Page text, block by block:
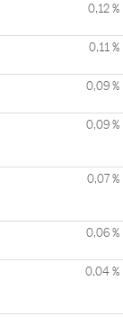
0,12 %
0,11 %
0,09 %
0,09 %
0,07 %
0,06 %
0,04 %